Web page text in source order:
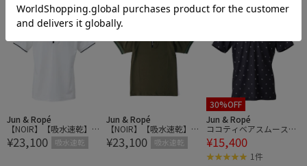
Jun & Ropé
【NOIR】【吸水速乾】配
色ライン使い半袖ポロシ
ャツ［一部WEB限定カラ
¥23,100 吸水速乾
Jun & Ropé
【NOIR】【吸水速乾】配
色ライン使い半袖ポロシ
ャツ［一部WEB限定カラ
¥23,100 吸水速乾
30%OFF
Jun & Ropé
ココティベアスムースプ
リント半袖シャツ/UV・
接触冷感・吸水
¥15,400
1件